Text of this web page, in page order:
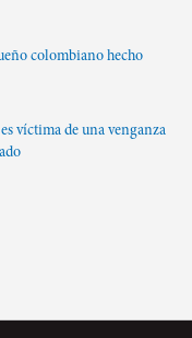
colombiano hecho
víctima de una venganza